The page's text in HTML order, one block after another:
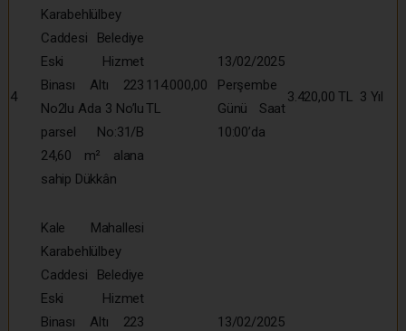
4
Karabehlülbey
Caddesi Belediye
Eski Hizmet
Binası Altı 223
No2lu Ada 3 No’lu
parsel No:31/B
24,60 m² alana
sahip Dükkân
114.000,00
TL
13/02/2025
Perşembe
Günü Saat
10:00’da
3.420,00 TL 3 Yıl
Kale Mahallesi
Karabehlülbey
Caddesi Belediye
Eski Hizmet
Binası Altı 223
13/02/2025